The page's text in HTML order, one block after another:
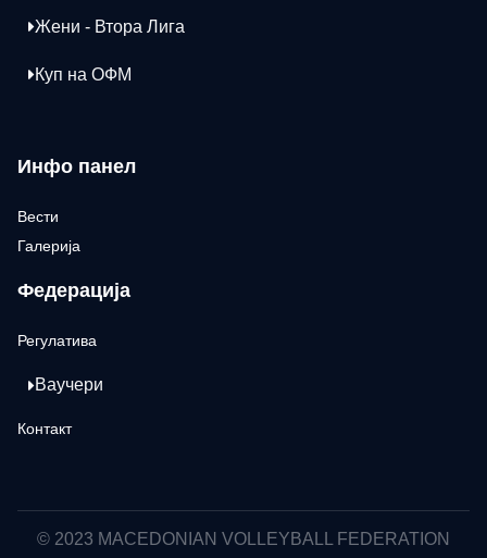
Жени - Втора Лига
Куп на ОФМ
Инфо панел
Вести
Галерија
Федерација
Регулатива
Ваучери
Контакт
© 2023 MACEDONIAN VOLLEYBALL FEDERATION